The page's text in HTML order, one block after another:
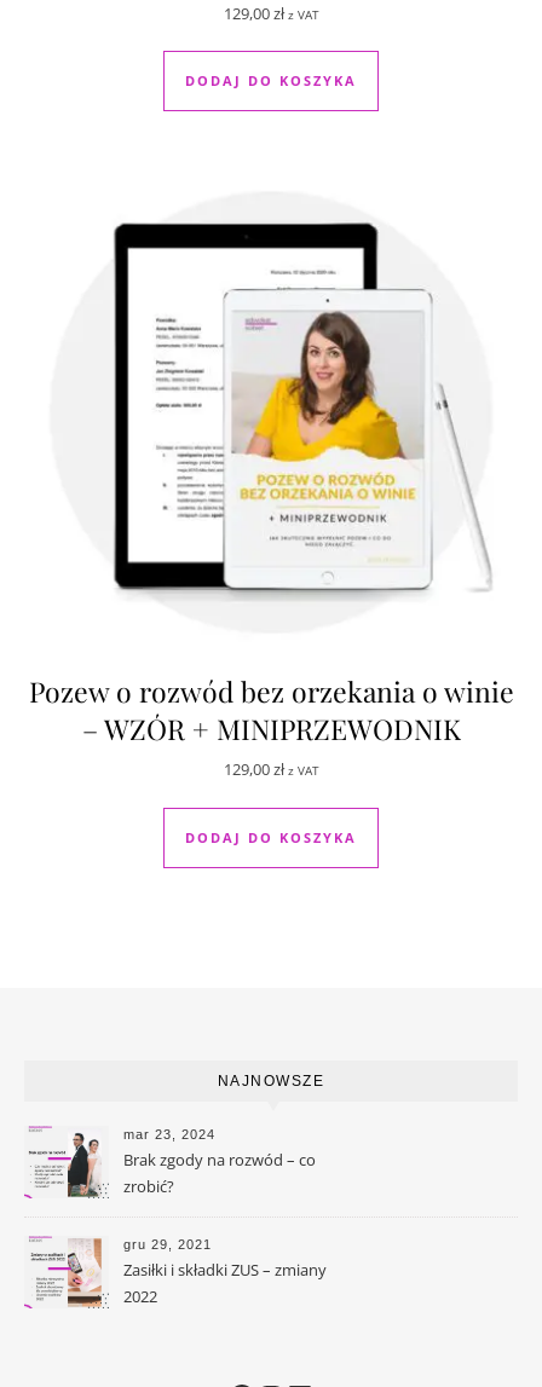
129,00zł z VAT
DODAJ DO KOSZYKA
Pozew o rozwód bez orzekania o winie
– WZÓR + MINIPRZEWODNIK
129,00zł z VAT
DODAJ DO KOSZYKA
NAJNOWSZE
mar 23, 2024
Brak zgody na rozwód – co
zrobić?
gru 29, 2021
Zasiłki i składki ZUS – zmiany
2022